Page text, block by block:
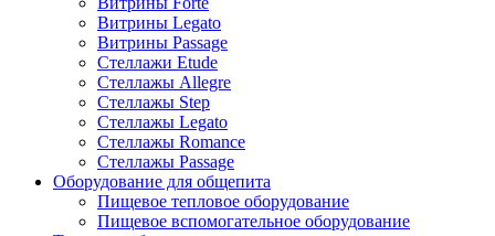
Витрины Legato
Витрины Passage
Стеллажи Etude
Стеллажы Allegre
Стеллажы Step
Стеллажы Legato
Стеллажы Romance
Стеллажы Passage
Оборудование для общепита
Пищевое тепловое оборудование
Пищевое вспомогательное оборудование